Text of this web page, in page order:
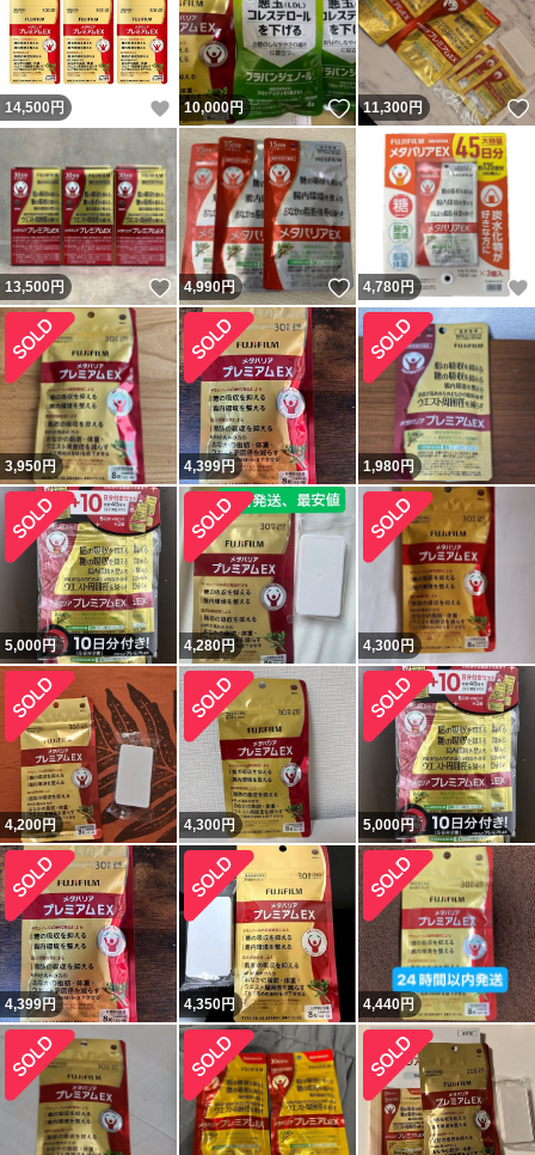
14,500 円 いいね！
10,000円 いいね！
11,300円
13,500円 いいね！
4,990円 いいね！
4,780円
3,950円 4,399円 1,980円
5,000円 4,280円 4,300円
4,200円 4,300円 5,000円
4,399円 4,350円 4,440円